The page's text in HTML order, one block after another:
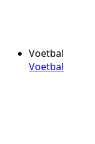
Voetbal
Voetbal